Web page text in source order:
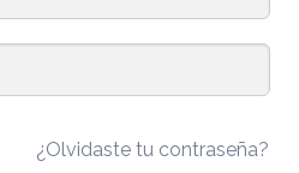
¿Olvidaste tu contraseña?